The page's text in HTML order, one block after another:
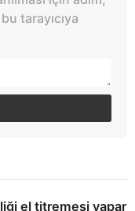
tarayıcıya
el titremesi yapar